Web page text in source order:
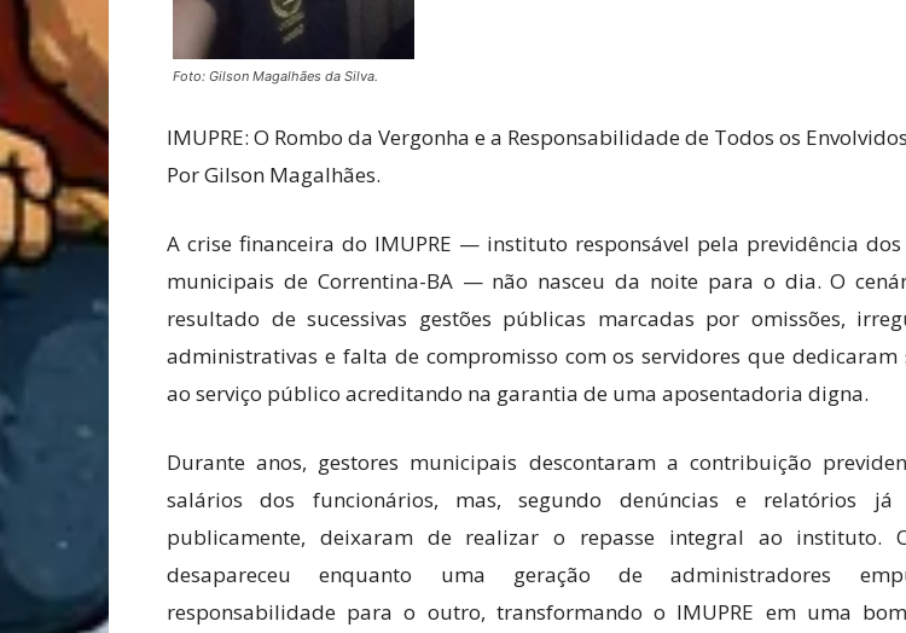
Foto: Gilson Magalhães da Silva.
IMUPRE: O Rombo da Vergonha e a Responsabilidade de Todos os Envolvidos
Por Gilson Magalhães.
A crise financeira do IMUPRE — instituto responsável pela previdência dos
municipais de Correntina-BA — não nasceu da noite para o dia. O
resultado de sucessivas gestões públicas marcadas por omissões,
administrativas e falta de compromisso com os servidores que dedicaram
ao serviço público acreditando na garantia de uma aposentadoria digna.
Durante anos, gestores municipais descontaram a contribuição
salários dos funcionários, mas, segundo denúncias e relatórios já
publicamente, deixaram de realizar o repasse integral ao instituto.
desapareceu enquanto uma geração de administradores
responsabilidade para o outro, transformando o IMUPRE em uma